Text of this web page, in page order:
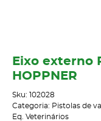
Eixo externo
HOPPNER
Sku: 102028
Categoria: Pistolas de
Eq. Veterinários